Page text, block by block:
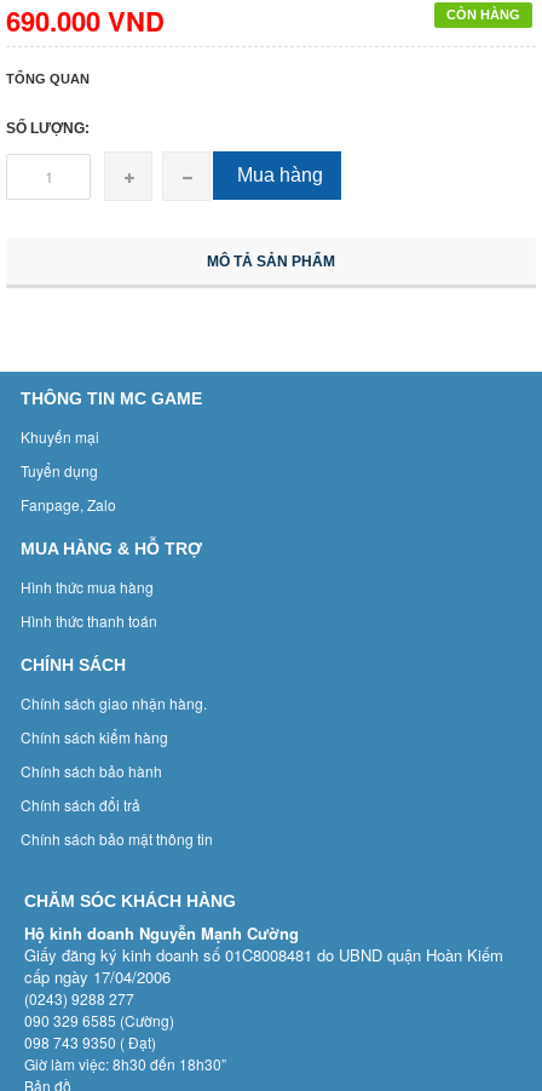
CÒN HÀNG
690.000 VND
TỔNG QUAN
SỐ LƯỢNG:
Mua hàng
MÔ TẢ SẢN PHẨM
THÔNG TIN MC GAME
Khuyến mại
Tuyển dụng
Fanpage, Zalo
MUA HÀNG & HỖ TRỢ
Hình thức mua hàng
Hình thức thanh toán
CHÍNH SÁCH
Chính sách giao nhận hàng.
Chính sách kiểm hàng
Chính sách bảo hành
Chính sách đổi trả
Chính sách bảo mật thông tin
CHĂM SÓC KHÁCH HÀNG
Hộ kinh doanh Nguyễn Mạnh Cường
Giấy đăng ký kinh doanh số 01C8008481 do UBND quận Hoàn Kiếm
cấp ngày 17/04/2006
(0243) 9288 277
090 329 6585 (Cường)
098 743 9350 ( Đạt)
Giờ làm việc: 8h30 đến 18h30”
Bản đồ